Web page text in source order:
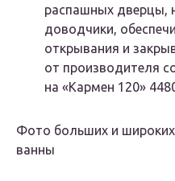
распашных дверцы,
доводчики,
открывания и
от производителя
на «Кармен 120»
Фото больших и
ванны